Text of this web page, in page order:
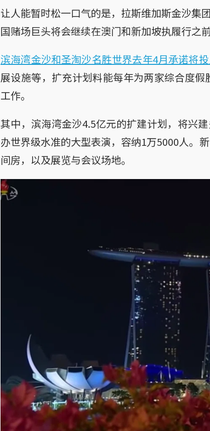
让人能暂时松一口气的是，拉斯维加斯金沙集
国赌场巨头将会继续在澳门和新加坡执履行之
滨海湾金沙和圣淘沙名胜世界去年4月承诺将
展设施等，扩充计划料能每年为两家综合度
工作。
其中，滨海湾金沙4.5亿元的扩建计划，将兴
办世界级水准的大型表演，容纳1万5000人。
间房，以及展览与会议场地。